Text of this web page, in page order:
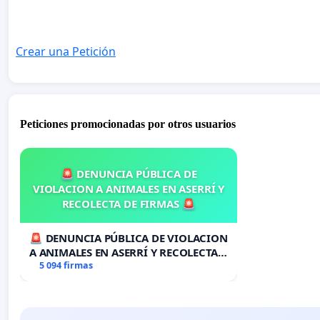
Crear una Petición
Peticiones promocionadas por otros usuarios
🚨 DENUNCIA PÚBLICA DE
VIOLACION A ANIMALES EN ASERRÍ Y
RECOLECTA DE FIRMAS 🚨
🚨 DENUNCIA PÚBLICA DE VIOLACION
A ANIMALES EN ASERRÍ Y RECOLECTA
DE FIRMAS 🚨
5 094 firmas